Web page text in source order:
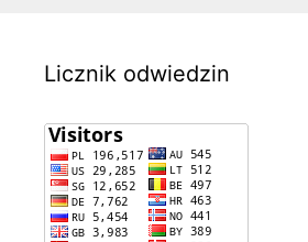
Licznik odwiedzin